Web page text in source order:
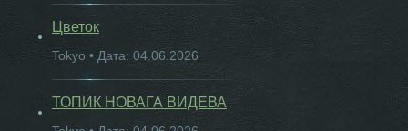
Цветок
Tokyo • Дата: 04.06.2026
ТОПИК НОВАГА ВИДЕВА